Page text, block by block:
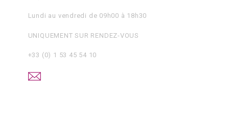
Lundi au vendredi de 09h00 à 18h30
UNIQUEMENT SUR RENDEZ-VOUS
+33 (0) 1 53 45 54 10